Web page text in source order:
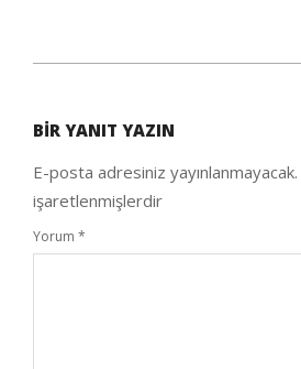
29
BIR YANIT YAZIN
E-posta adresiniz yayınlanmayacak.
işaretlenmişlerdir
Yorum *